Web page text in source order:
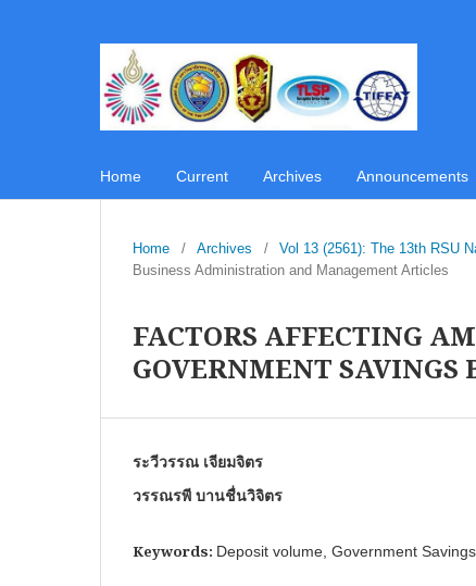
Home Current Archives Announcements
Home / Archives / Vol 13 (2561): The 13th RSU
Business Administration and Management Articles
FACTORS AFFECTING
GOVERNMENT SAVINGS
ระวีวรรณ เจียมจิตร
วรรณรพี บานชื่นวิจิตร
Keywords: Deposit volume, Government